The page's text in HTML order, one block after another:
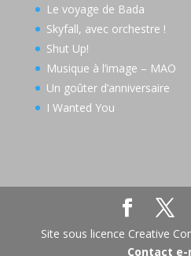
Le voyage de Bada
Skyfall, avec orchestre !
Shut Up!
Musique à l’image – MAO
Un goûter d’anniversaire
I Wanted You
Site sous licence Creative
Contact e-